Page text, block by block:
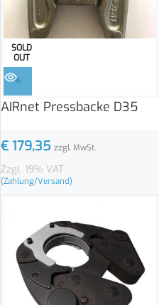
SOLD
OUT
%
AIRnet Pressbacke D35
€ 179,35 zzgl. MwSt.
Zzgl. 19% VAT
(Zahlung/Versand)